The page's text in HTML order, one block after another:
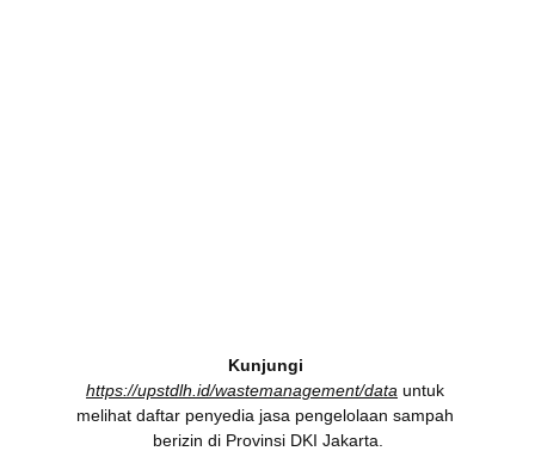
Kunjungi
https://upstdlh.id/wastemanagement/data untuk
melihat daftar penyedia jasa pengelolaan sampah
berizin di Provinsi DKI Jakarta.